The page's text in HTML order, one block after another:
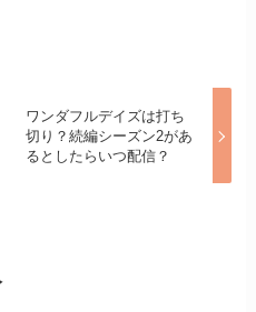
ワンダフルデイズは打ち
切り？続編シーズン2があ
るとしたらいつ配信？